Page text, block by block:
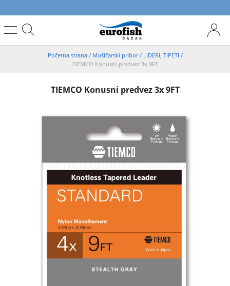
Početna strana / Mušičarski pribor/ LIDERI, TIPETI /
TIEMCO Konusni predvez 3x 9FT
TIEMCO Konusni predvez 3x 9FT